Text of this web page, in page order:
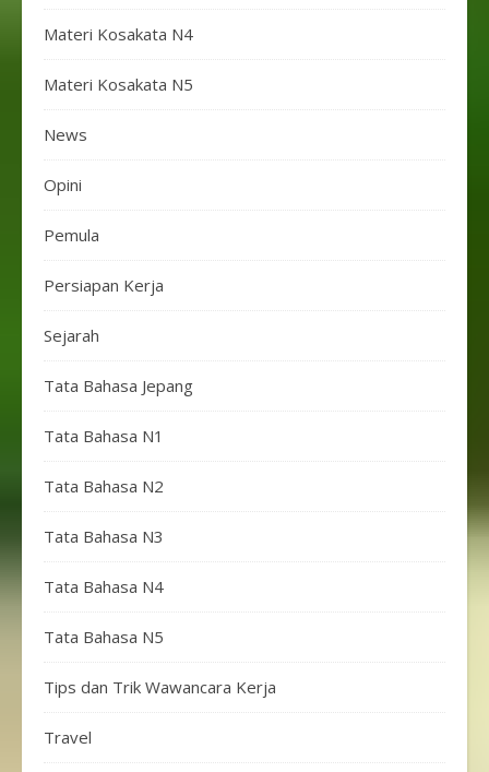
Materi Kosakata N4
Materi Kosakata N5
News
Opini
Pemula
Persiapan Kerja
Sejarah
Tata Bahasa Jepang
Tata Bahasa N1
Tata Bahasa N2
Tata Bahasa N3
Tata Bahasa N4
Tata Bahasa N5
Tips dan Trik Wawancara Kerja
Travel